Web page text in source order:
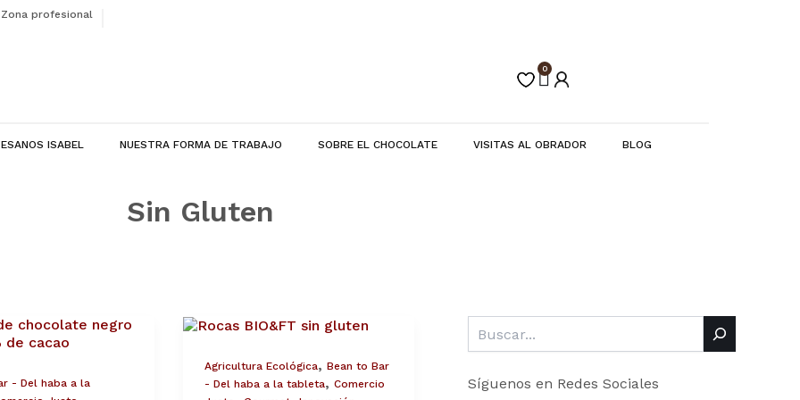
Zona profesional
0
Carrito
ISABEL NUESTRA FORMA DE TRABAJO SOBRE EL CHOCOLATE VISITAS AL OBRADOR BLOG
Sin Gluten
- Del haba a la
Agricultura Ecológica,Bean to Bar
- Del haba a la tableta,Comercio
Nuevas
crujientes
con
Chocolate
Síguenos en Redes Sociales